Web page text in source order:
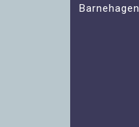
Barnehagen